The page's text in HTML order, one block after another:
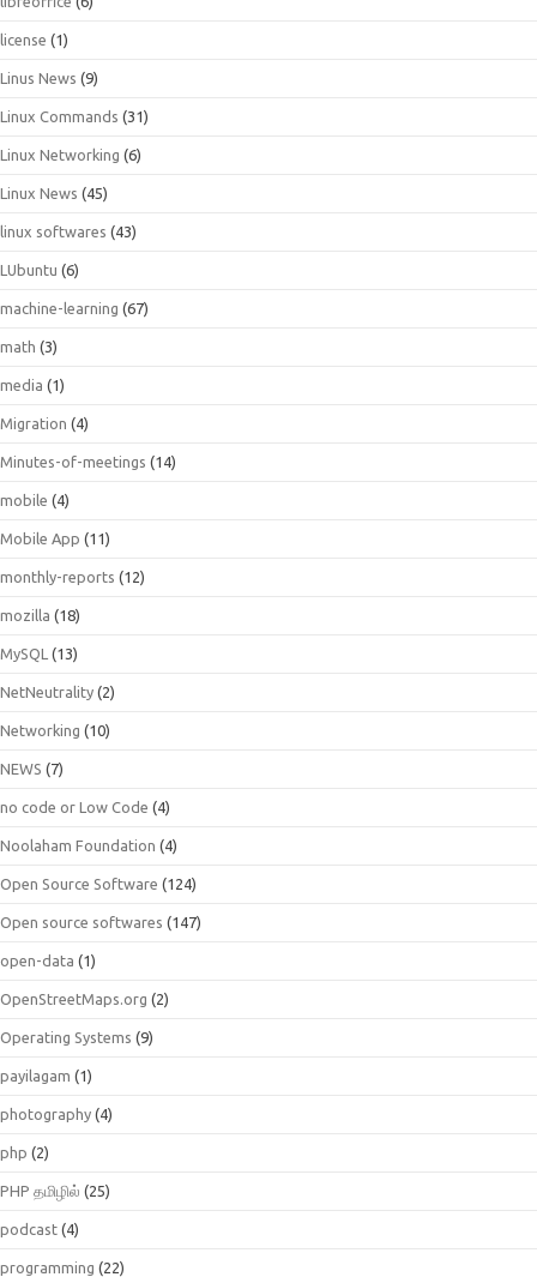
license (1)
Linus News (9)
Linux Commands (31)
Linux Networking (6)
Linux News (45)
linux softwares (43)
LUbuntu (6)
machine-learning (67)
math (3)
media (1)
Migration (4)
Minutes-of-meetings (14)
mobile (4)
Mobile App (11)
monthly-reports (12)
mozilla (18)
MySQL (13)
NetNeutrality (2)
Networking (10)
NEWS (7)
no code or Low Code (4)
Noolaham Foundation (4)
Open Source Software (124)
Open source softwares (147)
open-data (1)
OpenStreetMaps.org (2)
Operating Systems (9)
payilagam (1)
photography (4)
php (2)
PHP தமிழில் (25)
podcast (4)
programming (22)